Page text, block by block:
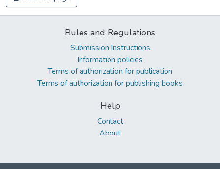
Rules and Regulations
Submission Instructions
Information policies
Terms of authorization for publication
Terms of authorization for publishing books
Help
Contact
About